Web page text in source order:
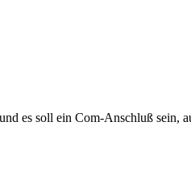
es soll ein Com-Anschluß sein,